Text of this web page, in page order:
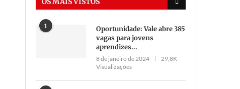
1
Oportunidade: Vale abre 385
vagas para jovens
aprendizes...
8 de janeiro de 2024
29,8K
Visualizações